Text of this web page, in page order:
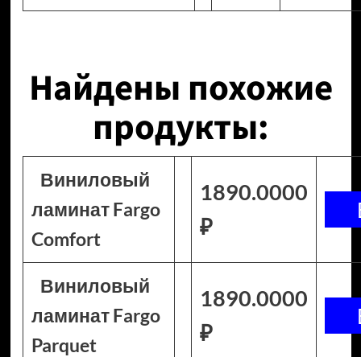
Найдены похожие
продукты:
Виниловый
ламинат Fargo
Comfort
1890.0000
₽
Виниловый
ламинат Fargo
Parquet
1890.0000
₽